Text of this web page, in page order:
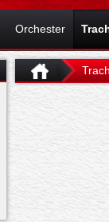
Orchester